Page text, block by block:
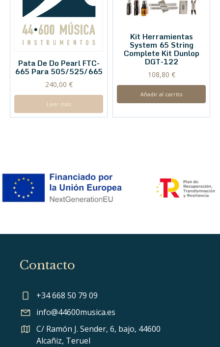
Pata De Do Pearl FTC-
665 Para 505/525/665
240,00 €
Leer más
Kit Herramientas
System 65 String
Complete Kit Dunlop
DGT-122
108,80 €
Añadir al carrito
Contacto
+34 668 50 79 09
info@44600musica.es
C/ Ramón J. Sender, 6, bajo, 44600
Alcañiz, Teruel